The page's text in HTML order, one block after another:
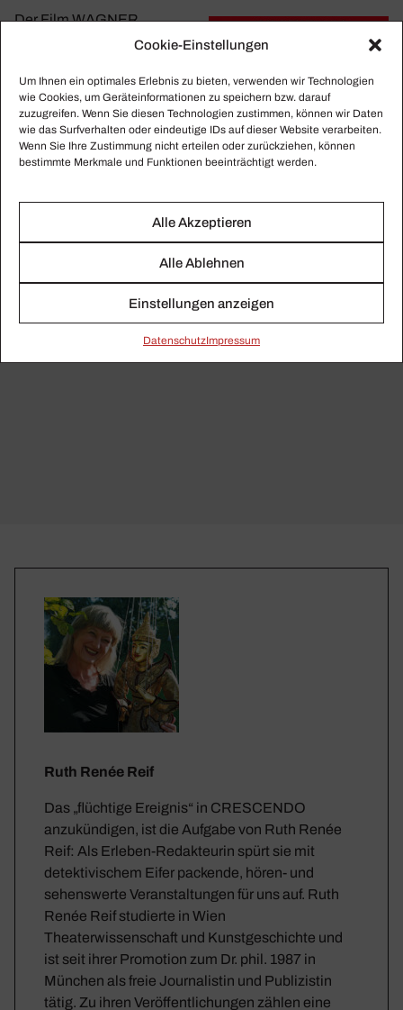
Cookie-Einstellungen
Um Ihnen ein optimales Erlebnis zu bieten, verwenden wir Technologien
wie Cookies, um Geräteinformationen zu speichern bzw. darauf
zuzugreifen. Wenn Sie diesen Technologien zustimmen, können wir Daten
wie das Surfverhalten oder eindeutige IDs auf dieser Website verarbeiten.
Wenn Sie Ihre Zustimmung nicht erteilen oder zurückziehen, können
bestimmte Merkmale und Funktionen beeinträchtigt werden.
Alle Akzeptieren
Alle Ablehnen
Einstellungen anzeigen
Daten­schutzImpressum
Der FilmWAGNER,
BAYREUTH UND DER
Brüg­ge­mann (Buch und
Regie) kommt am 28.
Oktober 2021 in die deut­
schen Kinos. Weitere Infor­
ma­tionen unter:www​.film​
Fotos: FILMWELT Verleihagentur
Ruth Renée Reif
Das „flüchtige Ereignis“ in CRESCENDO
anzukündigen, ist die Aufgabe von Ruth Renée
Reif: Als Erleben-Redakteurin spürt sie mit
detektivischem Eifer packende, hören- und
sehenswerte Veranstaltungen für uns auf. Ruth
Renée Reif studierte in Wien
Theaterwissenschaft und Kunstgeschichte und
ist seit ihrer Promotion zum Dr. phil. 1987 in
München als freie Journalistin und Publizistin
tätig. Zu ihren Veröffentlichungen zählen eine